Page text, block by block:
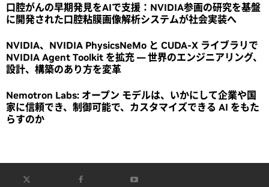
口腔がんの早期発見をAIで支援：NVIDIA参画の研究を基盤
に開発された口腔粘膜画像解析システムが社会実装へ
NVIDIA、NVIDIA PhysicsNeMo と CUDA-X ライブラリで
NVIDIA Agent Toolkit を拡充 ― 世界のエンジニアリング、
設計、構築のあり方を変革
Nemotron Labs: オープン モデルは、いかにして企業や国
家に信頼でき、制御可能で、カスタマイズできる AI をもた
らすのか